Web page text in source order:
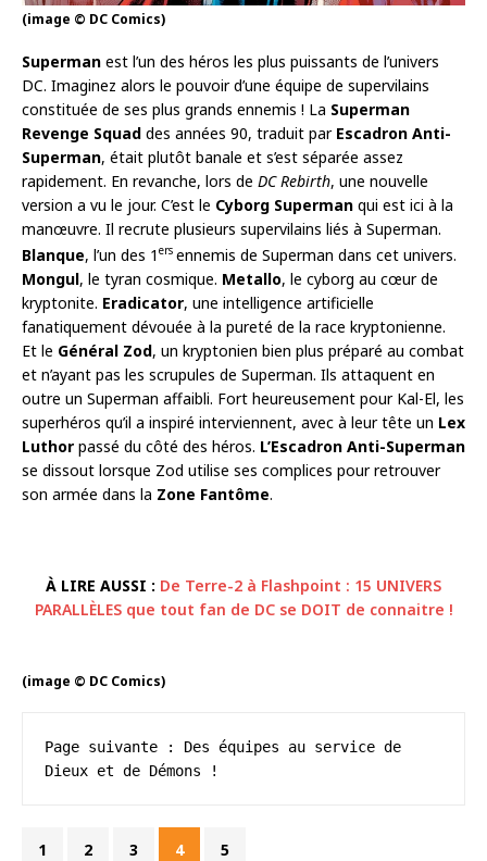
(image © DC Comics)
Superman est l’un des héros les plus puissants de l’univers
DC. Imaginez alors le pouvoir d’une équipe de supervilains
constituée de ses plus grands ennemis ! La Superman
Revenge Squad des années 90, traduit par Escadron Anti-
Superman, était plutôt banale et s’est séparée assez
rapidement. En revanche, lors de DC Rebirth, une nouvelle
version a vu le jour. C’est le Cyborg Superman qui est ici à la
manœuvre. Il recrute plusieurs supervilains liés à Superman.
Blanque, l’un des 1 ers ennemis de Superman dans cet univers.
Mongul, le tyran cosmique. Metallo, le cyborg au cœur de
kryptonite. Eradicator, une intelligence artificielle
fanatiquement dévouée à la pureté de la race kryptonienne.
Et le Général Zod, un kryptonien bien plus préparé au combat
et n’ayant pas les scrupules de Superman. Ils attaquent en
outre un Superman affaibli. Fort heureusement pour Kal-El, les
superhéros qu’il a inspiré interviennent, avec à leur tête un Lex
Luthor passé du côté des héros. L’Escadron Anti-Superman
se dissout lorsque Zod utilise ses complices pour retrouver
son armée dans la Zone Fantôme.
À LIRE AUSSI : De Terre-2 à Flashpoint : 15 UNIVERS
PARALLÈLES que tout fan de DC se DOIT de connaitre !
(image © DC Comics)
Page suivante : Des équipes au service de
Dieux et de Démons !
1 2 3 4 5